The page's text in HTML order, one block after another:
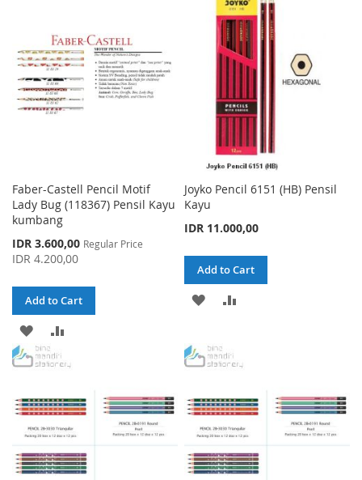
LIST
WISH
LIST
COMPARE
Faber-Castell Pencil Motif
Lady Bug (118367) Pensil Kayu
kumbang
Special
Price
IDR 3.600,00 Regular Price
IDR 4.200,00
Add to Cart
ADD
TO
LIST
Joyko Pencil 6151 (HB) Pensil
Kayu
IDR 11.000,00
Add to Cart
ADD
WISH